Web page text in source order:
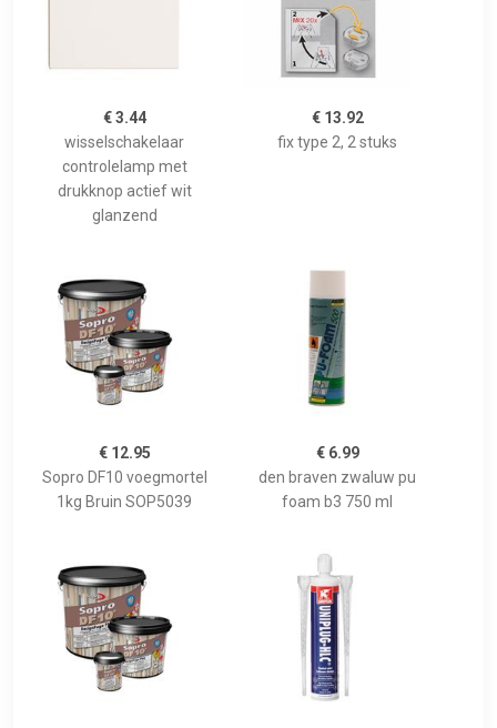
€ 3.44
wisselschakelaar
controlelamp met
drukknop actief wit
glanzend
€ 13.92
fix type 2, 2 stuks
€ 12.95
Sopro DF10 voegmortel
1kg Bruin SOP5039
€ 6.99
den braven zwaluw pu
foam b3 750 ml